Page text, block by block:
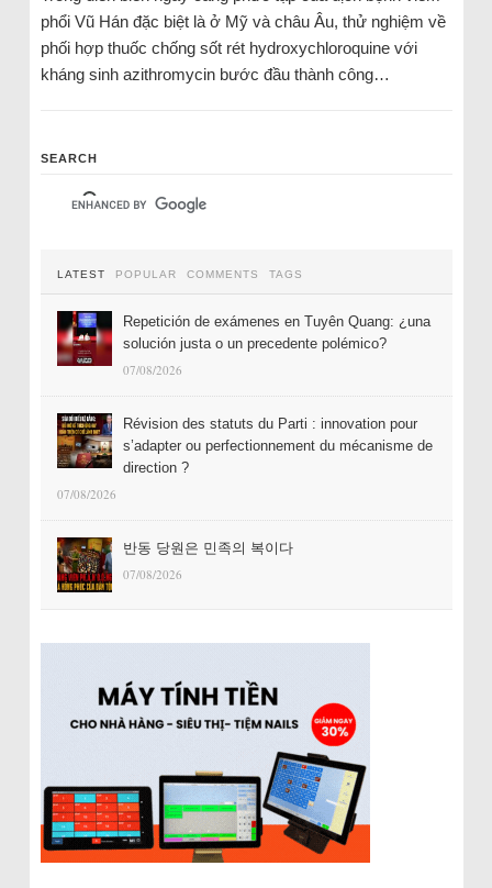
phổi Vũ Hán đặc biệt là ở Mỹ và châu Âu, thử nghiệm về
phối hợp thuốc chống sốt rét hydroxychloroquine với
kháng sinh azithromycin bước đầu thành công…
SEARCH
LATEST POPULAR COMMENTS TAGS
Repetición de exámenes en Tuyên Quang: ¿una
solución justa o un precedente polémico?
07/08/2026
Révision des statuts du Parti : innovation pour
s’adapter ou perfectionnement du mécanisme de
direction ?
07/08/2026
반동 당원은 민족의 복이다
07/08/2026